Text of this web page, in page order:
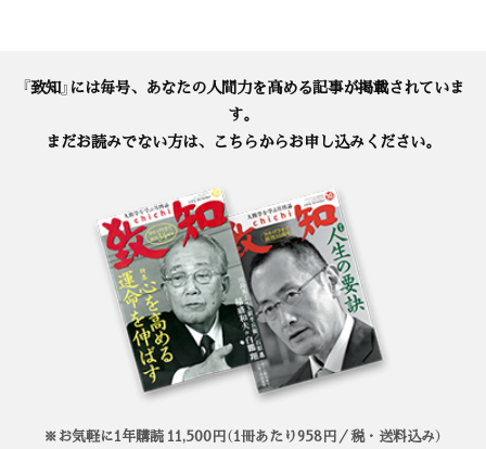
『致知』には毎号、あなたの人間力を高める記事が掲載されていま
す。
まだお読みでない方は、こちらからお申し込みください。
※お気軽に1年購読 11,500円（1冊あたり958円／税・送料込み）